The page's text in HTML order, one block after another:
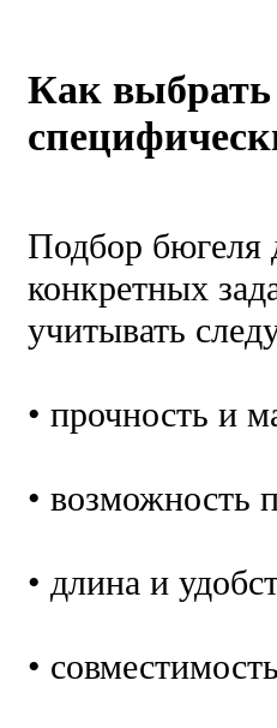
Как
Подбор бюгеля
конкретных
учитывать
• прочность и
• возможность
• длина и
•